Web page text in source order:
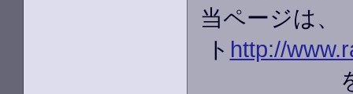
当ページは、
ト http://